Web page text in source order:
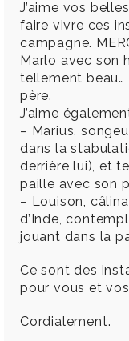
J’aime vos
faire vivre ces
campagne.
Marlo avec son
tellement
père.
J’aime
– Marius,
dans la
derrière lui), et
paille avec son
– Louison,
d’Inde,
jouant dans la
Ce sont des
pour vous et
Cordialement.